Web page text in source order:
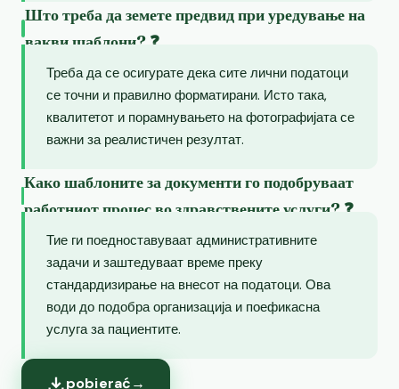
Што треба да земете предвид при уредување на
вакви шаблони? ❓
Треба да се осигурате дека сите лични податоци
се точни и правилно форматирани. Исто така,
квалитетот и порамнувањето на фотографијата се
важни за реалистичен резултат.
Како шаблоните за документи го подобруваат
работниот процес во здравствените услуги? ❓
Тие ги поедноставуваат административните
задачи и заштедуваат време преку
стандардизирање на внесот на податоци. Ова
води до подобра организација и поефикасна
услуга за пациентите.
pobierać→